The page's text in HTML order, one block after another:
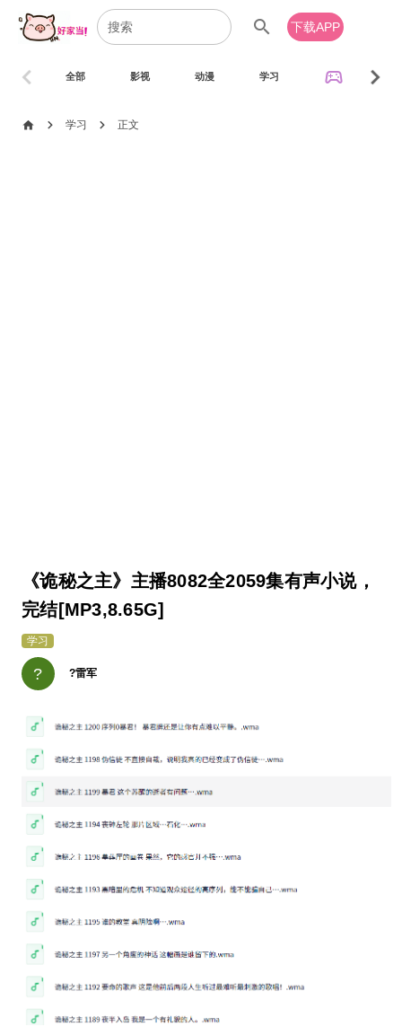
search 下载APP
全部 影视 动漫 学习 sports_esports
chevron_left chevron_right
home chevron_right 学习 chevron_right 正文
《诡秘之主》主播8082全2059集有声小说，
完结[MP3,8.65G]
学习
? ?雷军